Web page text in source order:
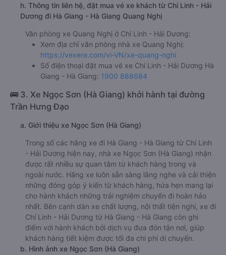
h. Thông tin liên hệ, đặt mua vé xe khách từ Chí Linh - Hải
Dương đi Hà Giang - Hà Giang Quang Nghị
Văn phòng xe Quang Nghị ở Chí Linh - Hải Dương:
Xem địa chỉ văn phòng nhà xe Quang Nghị:
https://vexere.com/vi-VN/xe-quang-nghi
Số điện thoại đặt mua vé xe Chí Linh - Hải Dương Hà
Giang - Hà Giang: 1900 888684
🚌 3. Xe Ngọc Sơn (Hà Giang) khởi hành tại đường
Trần Hưng Đạo
a. Giới thiệu xe Ngọc Sơn (Hà Giang)
Trong số các hãng xe đi Hà Giang - Hà Giang từ Chí Linh
- Hải Dương hiện nay, nhà xe Ngọc Sơn (Hà Giang) nhận
được rất nhiều sự quan tâm từ khách hàng trong và
ngoài nước. Hãng xe luôn sẵn sàng lắng nghe và cải thiện
những đóng góp ý kiến từ khách hàng, hứa hẹn mang lại
cho hành khách những trải nghiệm chuyến đi hoàn hảo
nhất. Bên cạnh dàn xe chất lượng, nội thất tiện nghi, xe đi
Chí Linh - Hải Dương từ Hà Giang - Hà Giang còn ghi
điểm với hành khách bởi dịch vụ đưa đón tận nơi, giúp
khách hàng tiết kiệm được tối đa chi phí di chuyển.
b. Hình ảnh xe Ngọc Sơn (Hà Giang)